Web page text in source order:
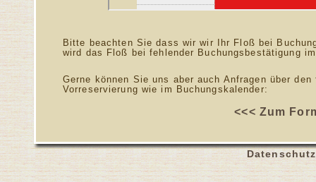
Bitte beachten Sie dass wir wir Ihr Floß bei
wird das Floß bei fehlender Buchungsbestätigung
Gerne können Sie uns aber auch Anfragen über
Vorreservierung wie im Buchungskalender:
<<< Zum